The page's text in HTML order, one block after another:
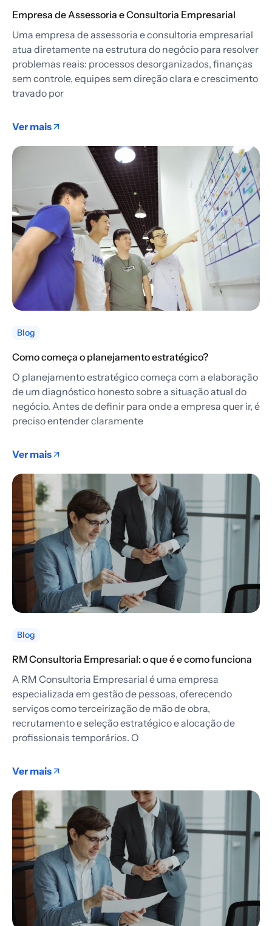
Empresa de Assessoria e Consultoria Empresarial
Uma empresa de assessoria e consultoria empresarial
atua diretamente na estrutura do negócio para resolver
problemas reais: processos desorganizados, finanças
sem controle, equipes sem direção clara e crescimento
travado por
Ver mais
Blog
Como começa o planejamento estratégico?
O planejamento estratégico começa com a elaboração
de um diagnóstico honesto sobre a situação atual do
negócio. Antes de definir para onde a empresa quer ir, é
preciso entender claramente
Ver mais
Blog
RM Consultoria Empresarial: o que é e como funciona
A RM Consultoria Empresarial é uma empresa
especializada em gestão de pessoas, oferecendo
serviços como terceirização de mão de obra,
recrutamento e seleção estratégico e alocação de
profissionais temporários. O
Ver mais